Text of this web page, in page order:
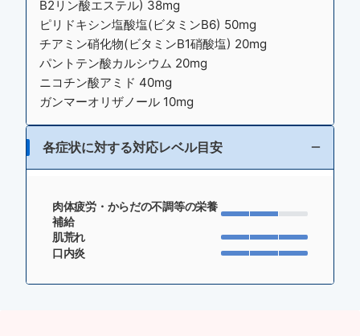
B2リン酸エステル) 38mg
ピリドキシン塩酸塩(ビタミンB6) 50mg
チアミン硝化物(ビタミンB1硝酸塩) 20mg
パントテン酸カルシウム 20mg
ニコチン酸アミド 40mg
ガンマーオリザノール 10mg
各症状に対する対応レベル目安
肉体疲労・からだの不調等の栄養
補給
肌荒れ
口内炎